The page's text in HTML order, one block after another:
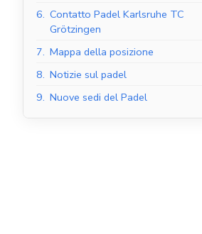
6. Contatto Padel Karlsruhe TC
Grötzingen
7. Mappa della posizione
8. Notizie sul padel
9. Nuove sedi del Padel